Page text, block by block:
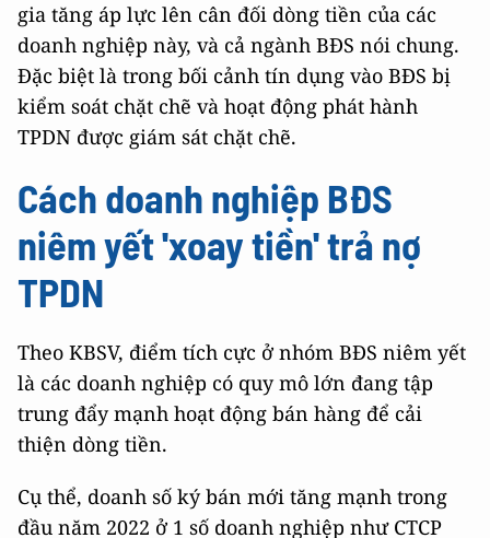
gia tăng áp lực lên cân đối dòng tiền của các
doanh nghiệp này, và cả ngành BĐS nói chung.
Đặc biệt là trong bối cảnh tín dụng vào BĐS bị
kiểm soát chặt chẽ và hoạt động phát hành
TPDN được giám sát chặt chẽ.
Cách doanh nghiệp BĐS
niêm yết 'xoay tiền' trả nợ
TPDN
Theo KBSV, điểm tích cực ở nhóm BĐS niêm yết
là các doanh nghiệp có quy mô lớn đang tập
trung đẩy mạnh hoạt động bán hàng để cải
thiện dòng tiền.
Cụ thể, doanh số ký bán mới tăng mạnh trong
đầu năm 2022 ở 1 số doanh nghiệp như CTCP